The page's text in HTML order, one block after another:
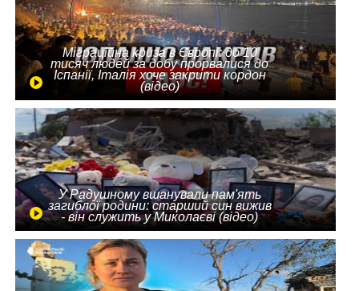
Міграційна криза в Європі: до 10
тисяч людей за добу прорвалися до
Іспанії, Італія хоче закрити кордон
(відео)
У Радушному вшанували пам'ять
загиблої родини: старший син вижив
- він служить у Миколаєві (відео)